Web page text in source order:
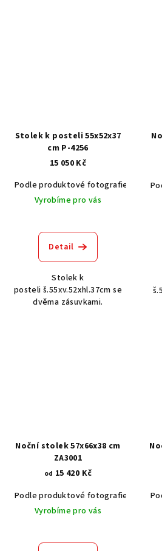
Stolek k posteli 55x52x37
cm P-4256
15 050 Kč
Podle produktové fotografie
Akát
Vyrobíme pro vás
Detail
Stolek k
posteli š.55xv.52xhl.37cm se
dvěma zásuvkami.
Noční stolek 57x66x38 cm
ZA3001
od 15 420 Kč
Podle produktové fotografie
Akát
Vyrobíme pro vás